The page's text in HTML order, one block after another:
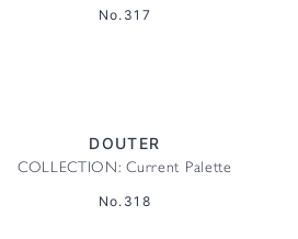
No.317
DOUTER
COLLECTION: Current Palette
No.318